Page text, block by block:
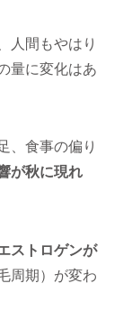
人間もやはり
量に変化はあ
、食事の偏り
が秋に現れ
ストロゲンが
周期）が変わ